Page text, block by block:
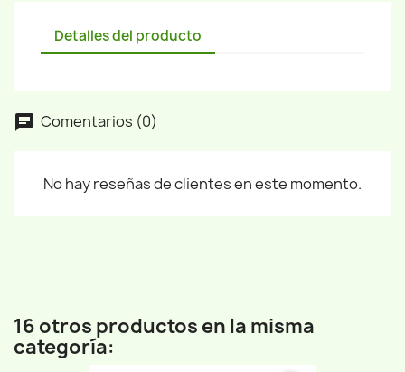
Detalles del producto
Comentarios (0)
No hay reseñas de clientes en este momento.
16 otros productos en la misma
categoría: